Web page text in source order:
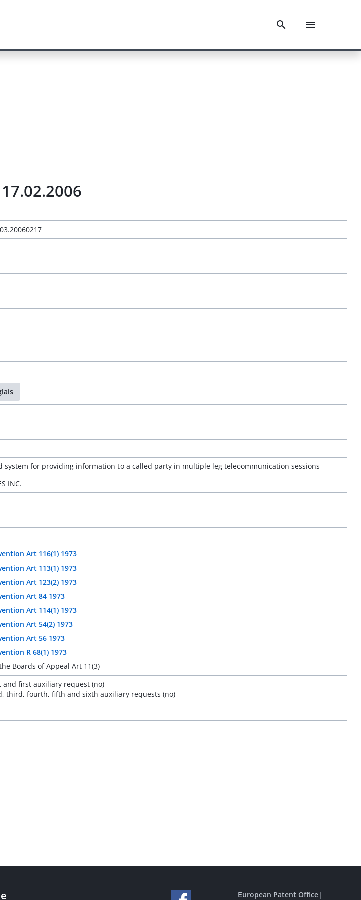
system for providing information to a called party in multiple leg telecommunication sessions
INC.
Art 116(1) 1973
Art 113(1) 1973
Art 123(2) 1973
Art 84 1973
Art 114(1) 1973
Art 54(2) 1973
Art 56 1973
R 68(1) 1973
Boards of Appeal Art 11(3)
and first auxiliary request (no)
third, fourth, fifth and sixth auxiliary requests (no)
European Patent Office|